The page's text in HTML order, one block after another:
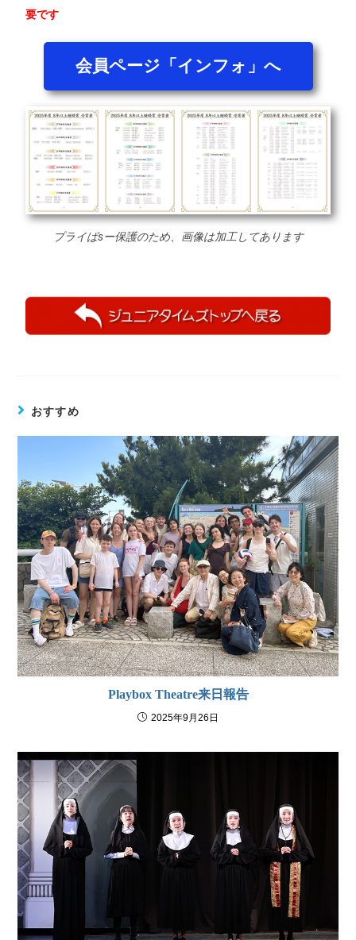
要です
会員ページ「インフォ」へ
プライばsー保護のため、画像は加工してあります
おすすめ
Playbox Theatre来日報告
2025年9月26日